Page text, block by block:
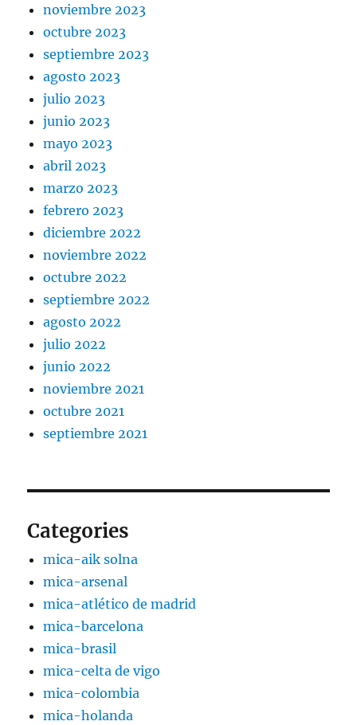
noviembre 2023
octubre 2023
septiembre 2023
agosto 2023
julio 2023
junio 2023
mayo 2023
abril 2023
marzo 2023
febrero 2023
diciembre 2022
noviembre 2022
octubre 2022
septiembre 2022
agosto 2022
julio 2022
junio 2022
noviembre 2021
octubre 2021
septiembre 2021
Categories
mica-aik solna
mica-arsenal
mica-atlético de madrid
mica-barcelona
mica-brasil
mica-celta de vigo
mica-colombia
mica-holanda